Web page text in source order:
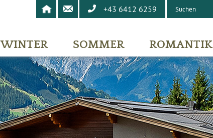
+43 6412 6259
WINTER SOMMER ROMANTIK